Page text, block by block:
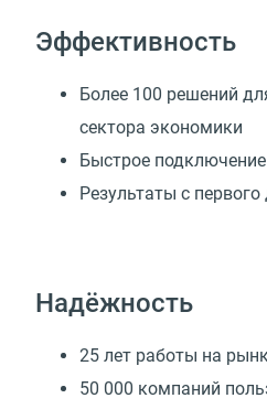
Эффективность
Более 100 решений
сектора экономики
Быстрое
Результаты с
Надёжность
25 лет работы на
50 000 компаний